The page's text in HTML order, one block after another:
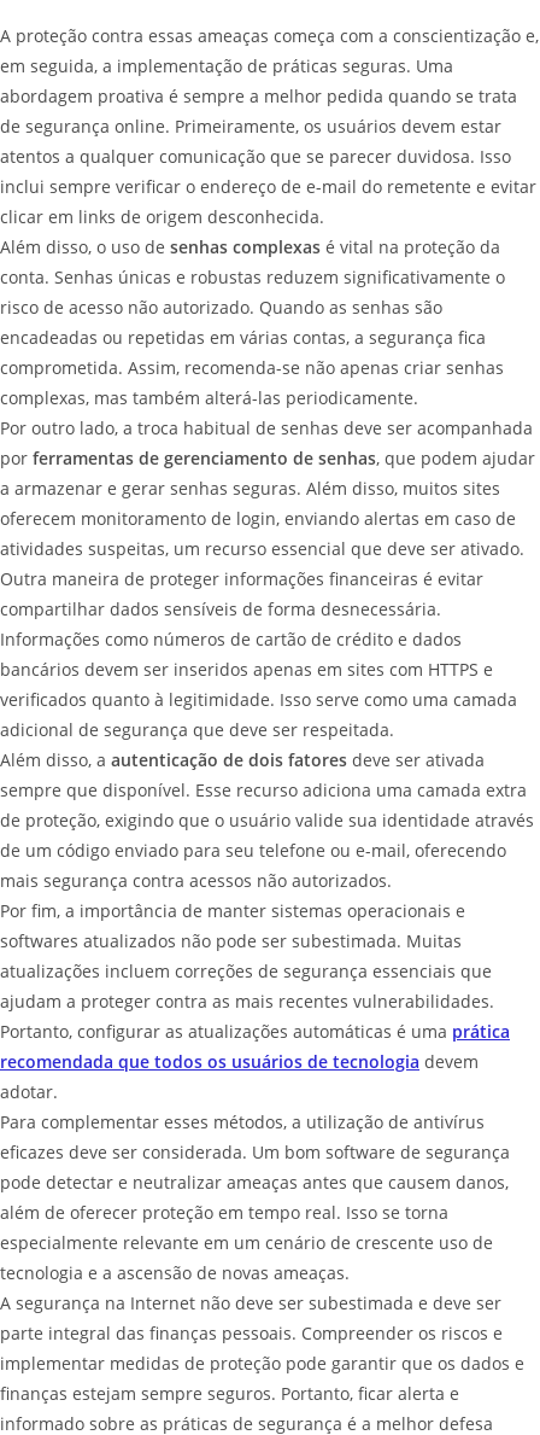
A proteção contra essas ameaças começa com a conscientização e,
em seguida, a implementação de práticas seguras. Uma
abordagem proativa é sempre a melhor pedida quando se trata
de segurança online. Primeiramente, os usuários devem estar
atentos a qualquer comunicação que se parecer duvidosa. Isso
inclui sempre verificar o endereço de e-mail do remetente e evitar
clicar em links de origem desconhecida.
Além disso, o uso de senhas complexas é vital na proteção da
conta. Senhas únicas e robustas reduzem significativamente o
risco de acesso não autorizado. Quando as senhas são
encadeadas ou repetidas em várias contas, a segurança fica
comprometida. Assim, recomenda-se não apenas criar senhas
complexas, mas também alterá-las periodicamente.
Por outro lado, a troca habitual de senhas deve ser acompanhada
por ferramentas de gerenciamento de senhas, que podem ajudar
a armazenar e gerar senhas seguras. Além disso, muitos sites
oferecem monitoramento de login, enviando alertas em caso de
atividades suspeitas, um recurso essencial que deve ser ativado.
Outra maneira de proteger informações financeiras é evitar
compartilhar dados sensíveis de forma desnecessária.
Informações como números de cartão de crédito e dados
bancários devem ser inseridos apenas em sites com HTTPS e
verificados quanto à legitimidade. Isso serve como uma camada
adicional de segurança que deve ser respeitada.
Além disso, a autenticação de dois fatores deve ser ativada
sempre que disponível. Esse recurso adiciona uma camada extra
de proteção, exigindo que o usuário valide sua identidade através
de um código enviado para seu telefone ou e-mail, oferecendo
mais segurança contra acessos não autorizados.
Por fim, a importância de manter sistemas operacionais e
softwares atualizados não pode ser subestimada. Muitas
atualizações incluem correções de segurança essenciais que
ajudam a proteger contra as mais recentes vulnerabilidades.
Portanto, configurar as atualizações automáticas é uma prática
recomendada que todos os usuários de tecnologia devem
adotar.
Para complementar esses métodos, a utilização de antivírus
eficazes deve ser considerada. Um bom software de segurança
pode detectar e neutralizar ameaças antes que causem danos,
além de oferecer proteção em tempo real. Isso se torna
especialmente relevante em um cenário de crescente uso de
tecnologia e a ascensão de novas ameaças.
A segurança na Internet não deve ser subestimada e deve ser
parte integral das finanças pessoais. Compreender os riscos e
implementar medidas de proteção pode garantir que os dados e
finanças estejam sempre seguros. Portanto, ficar alerta e
informado sobre as práticas de segurança é a melhor defesa